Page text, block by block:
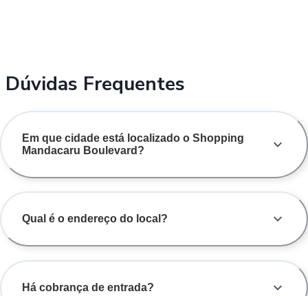
Dúvidas Frequentes
Em que cidade está localizado o Shopping
Mandacaru Boulevard?
Qual é o endereço do local?
Há cobrança de entrada?